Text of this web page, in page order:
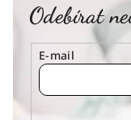
Odebírat
E-mail